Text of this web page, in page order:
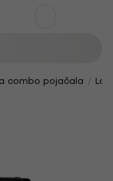
combo pojačala